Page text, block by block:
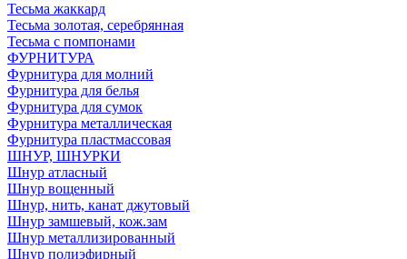
Тесьма жаккард
Тесьма золотая, серебрянная
Тесьма с помпонами
ФУРНИТУРА
Фурнитура для молний
Фурнитура для белья
Фурнитура для сумок
Фурнитура металлическая
Фурнитура пластмассовая
ШНУР, ШНУРКИ
Шнур атласный
Шнур вощенный
Шнур, нить, канат джутовый
Шнур замшевый, кож.зам
Шнур металлизированный
Шнур полиэфирный